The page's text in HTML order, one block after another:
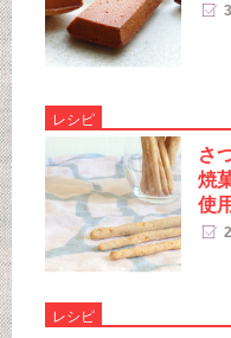
レシピ
さ
焼
使
レシピ